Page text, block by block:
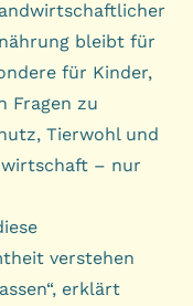
bleibt für
für Kinder,
Fragen zu
Tierwohl und
– nur
verstehen
erklärt